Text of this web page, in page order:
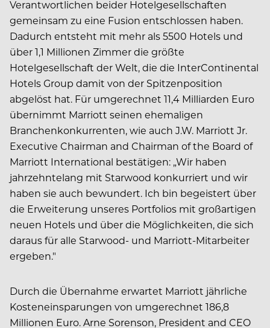
Verantwortlichen beider Hotelgesellschaften
gemeinsam zu eine Fusion entschlossen haben.
Dadurch entsteht mit mehr als 5500 Hotels und
über 1,1 Millionen Zimmer die größte
Hotelgesellschaft der Welt, die die InterContinental
Hotels Group damit von der Spitzenposition
abgelöst hat. Für umgerechnet 11,4 Milliarden Euro
übernimmt Marriott seinen ehemaligen
Branchenkonkurrenten, wie auch J.W. Marriott Jr.
Executive Chairman and Chairman of the Board of
Marriott International bestätigen: „Wir haben
jahrzehntelang mit Starwood konkurriert und wir
haben sie auch bewundert. Ich bin begeistert über
die Erweiterung unseres Portfolios mit großartigen
neuen Hotels und über die Möglichkeiten, die sich
daraus für alle Starwood- und Marriott-Mitarbeiter
ergeben."
Durch die Übernahme erwartet Marriott jährliche
Kosteneinsparungen von umgerechnet 186,8
Millionen Euro. Arne Sorenson, President and CEO